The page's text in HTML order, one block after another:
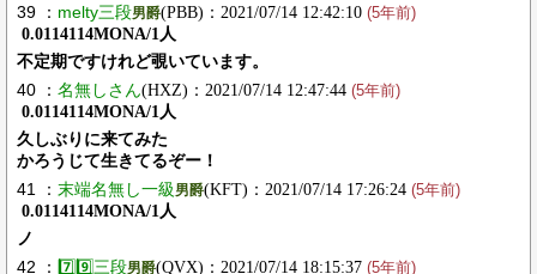
39 ： melty三段男爵(PBB)：2021/07/14 12:42:10 (5年前)
0.0114114MONA/1人
不定期ですけれど覗いています。
40 ： 名無しさん(HXZ)：2021/07/14 12:47:44 (5年前)
0.0114114MONA/1人
久しぶりに来てみた
かろうじて生きてるぞー！
41 ： 末端名無し一級 男爵(KFT)：2021/07/14 17:26:24 (5年前)
0.0114114MONA/1人
ノ
42 ： 7️⃣9️⃣三段男爵(QVX)：2021/07/14 18:15:37 (5年前)